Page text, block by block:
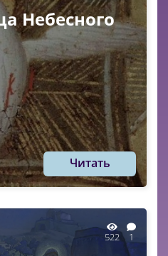
Небесного
Читать
522 1